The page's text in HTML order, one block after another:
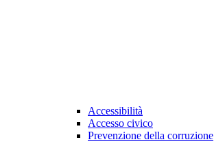
Accessibilità
Accesso civico
Prevenzione della corruzione